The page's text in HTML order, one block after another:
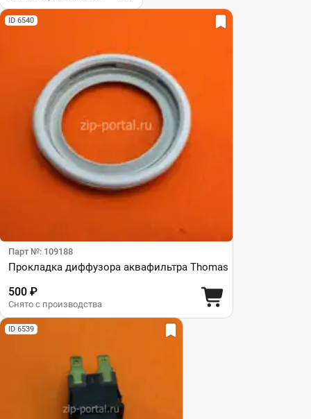
ID 6540
Парт №: 109188
Прокладка диффузора аквафильтра Thomas
500 ₽
Снято с производства
ID 6539